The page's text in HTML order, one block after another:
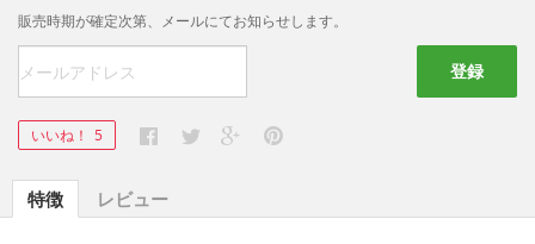
販売時期が確定次第、メールにてお知らせします。
登録
いいね！ 5
特徴 レビュー